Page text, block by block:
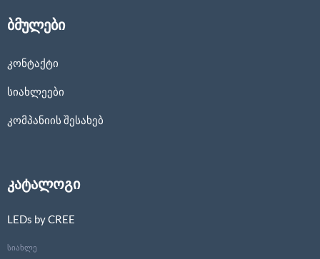
ბმულები
კონტაქტი
სიახლეები
კომპანიის შესახებ
კატალოგი
LEDs by CREE
სიახლე